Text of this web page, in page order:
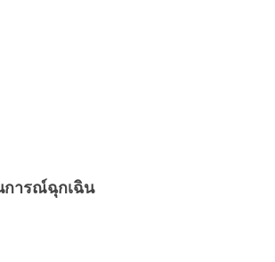
การณ์ฉุกเฉิน